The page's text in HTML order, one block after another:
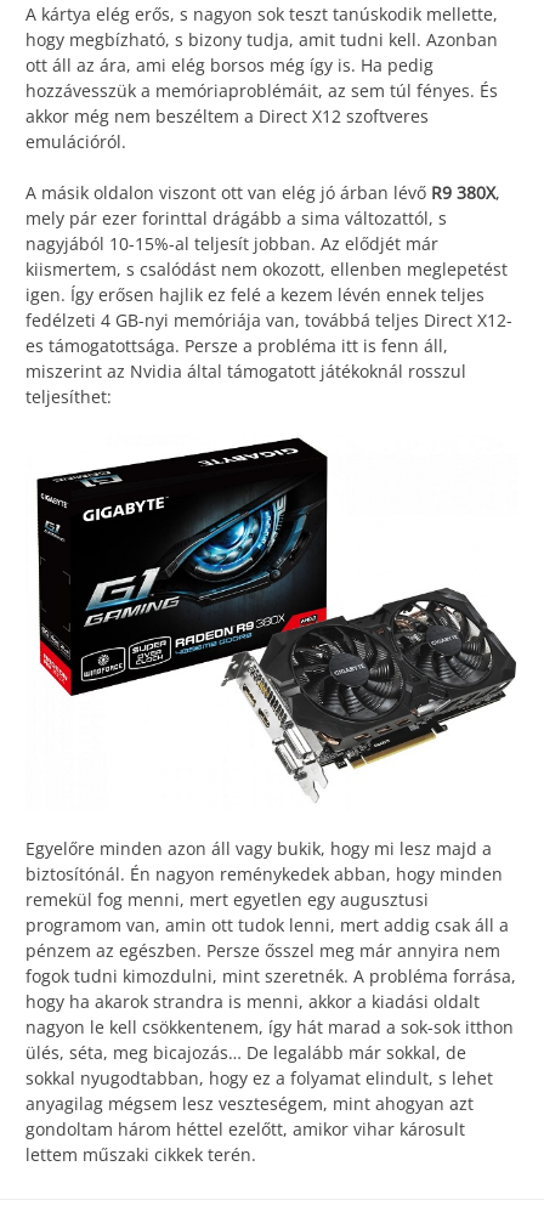
A kártya elég erős, s nagyon sok teszt tanúskodik mellette,
hogy megbízható, s bizony tudja, amit tudni kell. Azonban
ott áll az ára, ami elég borsos még így is. Ha pedig
hozzávesszük a memóriaproblémáit, az sem túl fényes. És
akkor még nem beszéltem a Direct X12 szoftveres
emulációról.
A másik oldalon viszont ott van elég jó árban lévő R9 380X,
mely pár ezer forinttal drágább a sima változattól, s
nagyjából 10-15%-al teljesít jobban. Az elődjét már
kiismertem, s csalódást nem okozott, ellenben meglepetést
igen. Így erősen hajlik ez felé a kezem lévén ennek teljes
fedélzeti 4 GB-nyi memóriája van, továbbá teljes Direct X12-
es támogatottsága. Persze a probléma itt is fenn áll,
miszerint az Nvidia által támogatott játékoknál rosszul
teljesíthet:
Egyelőre minden azon áll vagy bukik, hogy mi lesz majd a
biztosítónál. Én nagyon reménykedek abban, hogy minden
remekül fog menni, mert egyetlen egy augusztusi
programom van, amin ott tudok lenni, mert addig csak áll a
pénzem az egészben. Persze ősszel meg már annyira nem
fogok tudni kimozdulni, mint szeretnék. A probléma forrása,
hogy ha akarok strandra is menni, akkor a kiadási oldalt
nagyon le kell csökkentenem, így hát marad a sok-sok itthon
ülés, séta, meg bicajozás… De legalább már sokkal, de
sokkal nyugodtabban, hogy ez a folyamat elindult, s lehet
anyagilag mégsem lesz veszteségem, mint ahogyan azt
gondoltam három héttel ezelőtt, amikor vihar károsult
lettem műszaki cikkek terén.